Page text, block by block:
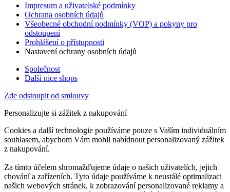
Impresum a uživatelské podmínky
Ochrana osobních údajů
Všeobecné obchodní podmínky (VOP) a pokyny pro
odstoupení
Prohlášení o přístupnosti
Nastavení ochrany osobních údajů
Společnost
Další nice shops
Zde odstoupit od smlouvy
Personalizujte si zážitek z nakupování
Cookies a další technologie používáme pouze s Vaším individuálním
souhlasem, abychom Vám mohli nabídnout personalizovaný zážitek
z nakupování.
Za tímto účelem shromažďujeme údaje o našich uživatelích, jejich
chování a zařízeních. Tyto údaje používáme k neustálé optimalizaci
našich webových stránek, k zobrazování personalizované reklamy a